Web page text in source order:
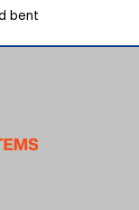
bent